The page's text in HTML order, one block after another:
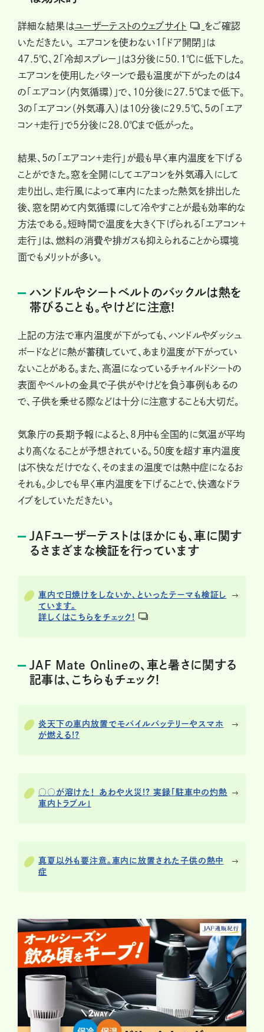
詳細な結果はユーザーテストのウェブサイト
をご確認
いただきたい。 エアコンを使わない1「ドア開閉」は
47.5℃、2「冷却スプレー」は3分後に50.1℃に低下した。
エアコンを使用したパターンで最も温度が下がったのは4
の「エアコン（内気循環）」で、10分後に27.5℃まで低下。
3の「エアコン（外気導入）は10分後に29.5℃、5の「エア
コン＋走行」で5分後に28.0℃まで低がった。
結果、5の「エアコン＋走行」が最も早く車内温度を下げる
ことができた。窓を全開にしてエアコンを外気導入にして
走り出し、走行風によって車内にたまった熱気を排出した
後、窓を閉めて内気循環にして冷やすことが最も効率的な
方法である。短時間で温度を大きく下げられる「エアコン＋
走行」は、燃料の消費や排ガスも抑えられることから環境
面でもメリットが多い。
ハンドルやシートベルトのバックルは熱を
帯びることも。やけどに注意!
上記の方法で車内温度が下がっても、ハンドルやダッシュ
ボードなどに熱が蓄積していて、あまり温度が下がってい
ないことがある。また、高温になっているチャイルドシートの
表面やベルトの金具で子供がやけどを負う事例もあるの
で、子供を乗せる際などは十分に注意することも大切だ。
気象庁の長期予報によると、8月中も全国的に気温が平均
より高くなることが予想されている。50度を超す車内温度
は不快なだけでなく、そのままの温度では熱中症になるお
それも。少しでも早く車内温度を下げることで、快適なドラ
イブをしていただきたい。
JAFユーザーテストはほかにも、車に関す
るさまざまな検証を行っています
車内で日焼けをしないか、といったテーマも検証し
ています。
詳しくはこちらをチェック!
JAF Mate Onlineの、車と暑さに関する
記事は、こちらもチェック!
炎天下の車内放置でモバイルバッテリーやスマホ
が燃える!?
○○が溶けた！ あわや火災!? 実録「駐車中の灼熱
車内トラブル」
真夏以外も要注意。車内に放置された子供の熱中
症